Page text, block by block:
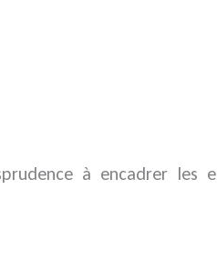
à encadrer les